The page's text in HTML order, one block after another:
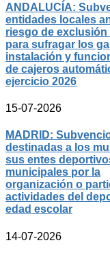
ANDALUCÍA:
entidades locales
riesgo de exclusión
para sufragar los
instalación y
de cajeros
ejercicio 2026
15-07-2026
MADRID:
destinadas a los
sus entes
municipales por la
organización o
actividades del
edad escolar
14-07-2026